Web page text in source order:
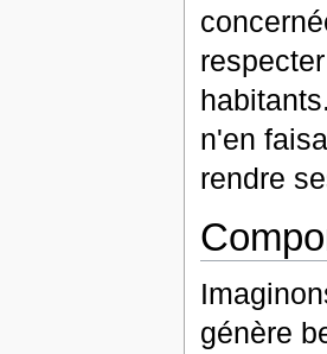
n'en
rendre
génère